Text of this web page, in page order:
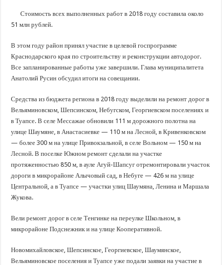
Важные правила обращения в вашу страховую компанию
Стартовал прием заявок на 20-й юбилейный молодежный форум «Регион 93»
Стоимость всех выполненных работ в 2018 году составила около
51 млн рублей.
В этом году район принял участие в целевой госпрограмме
Краснодарского края по строительству и реконструкции автодорог.
Все запланированные работы уже завершили. Глава муниципалитета
Анатолий Русин обсудил итоги на совещании.
Средства из бюджета региона в 2018 году выделили на ремонт дорог в
Вельяминовском, Шепсинском, Небугском, Георгиевском поселениях и
в Туапсе. В селе Мессажае обновили 111 м дорожного полотна на
улице Шаумяне, в Анастасиевке — 110 м на Лесной, в Кривенковском
— более 300 м на улице Привокзальной, в селе Вольном — 150 м на
Лесной. В поселке Южном ремонт сделали на участке
протяженностью 850 м, в ауле Агуй-Шапсуг отремонтировали участок
дороги в микрорайоне Алычовый сад, в Небуге — 426 м на улице
Центральной, а в Туапсе — участки улиц Шаумяна, Ленина и Маршала
Жукова.
Вели ремонт дорог в селе Тенгинке на переулке Школьном, в
микрорайоне Подснежник и на улице Кооперативной.
Новомихайловское, Шепсинское, Георгиевское, Шаумянское,
Вельяминовское поселения и Туапсе уже подали заявки на участие в